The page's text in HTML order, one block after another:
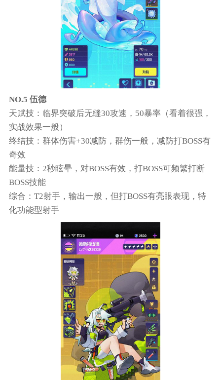
NO.5 伍德
天赋技：临界突破后无缝30攻速，50暴率（看着很强，
实战效果一般）
终结技：群体伤害+30减防，群伤一般，减防打BOSS有
奇效
能量技：2秒眩晕，对BOSS有效，打BOSS可频繁打断
BOSS技能
综合：T2射手，输出一般，但打BOSS有亮眼表现，特
化功能型射手